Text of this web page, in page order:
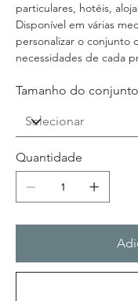
particulares, hotéis,
Disponível em várias
personalizar o conjunto
necessidades de cada
Tamanho do conjunto
Quantidade